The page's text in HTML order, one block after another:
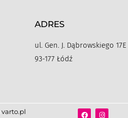
ADRES
ul. Gen. J. Dąbrowskiego 17E
93-177 Łódź
varto.pl